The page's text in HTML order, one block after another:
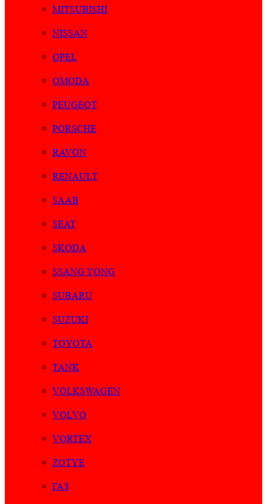
MITSUBISHI
NISSAN
OPEL
OMODA
PEUGEOT
PORSCHE
RAVON
RENAULT
SAAB
SEAT
SKODA
SSANG YONG
SUBARU
SUZUKI
TOYOTA
TANK
VOLKSWAGEN
VOLVO
VORTEX
ZOTYE
ГАЗ